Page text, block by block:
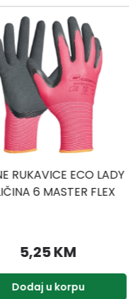
RUKAVICE PRO TEX
9 CRNO-ŽUTE
5,90 KM
Dodaj u korpu